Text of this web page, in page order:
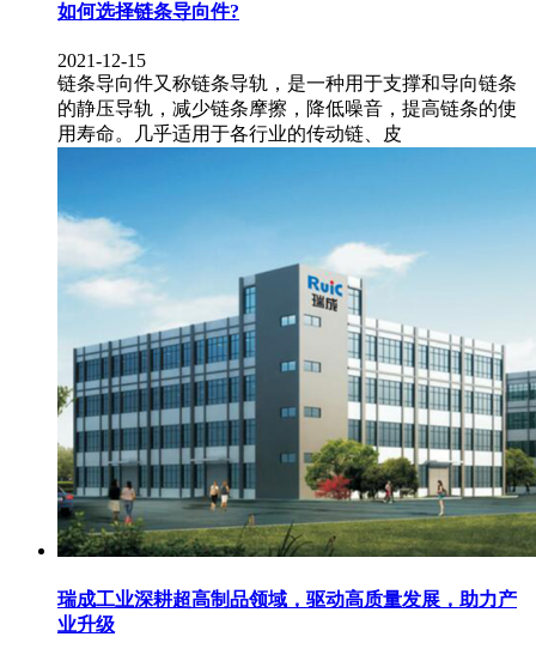
如何选择链条导向件?
2021-12-15
链条导向件又称链条导轨，是一种用于支撑和导向链条
的静压导轨，减少链条摩擦，降低噪音，提高链条的使
用寿命。几乎适用于各行业的传动链、皮
瑞成工业深耕超高制品领域，驱动高质量发展，助力产
业升级